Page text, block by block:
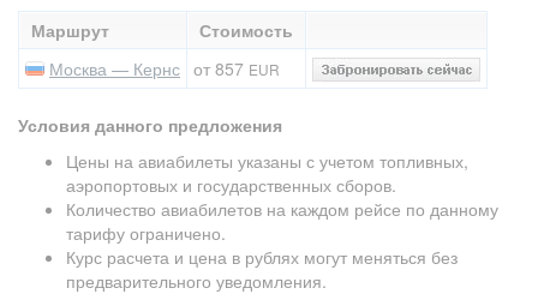
Маршрут
Стоимость
Москва — Кернс от 857 EUR
Условия данного предложения
Цены на авиабилеты указаны с учетом топливных,
аэропортовых и государственных сборов.
Количество авиабилетов на каждом рейсе по данному
тарифу ограничено.
Курс расчета и цена в рублях могут меняться без
предварительного уведомления.